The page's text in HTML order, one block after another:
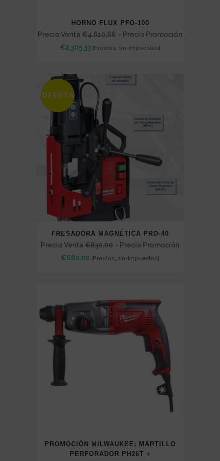
HORNO FLUX PFO-100
Precio Venta €4.610,66 - Precio Promoción
€2.305,33 {Precios_sin-impuestos}
SALE
OFERTA
FRESADORA MAGNÉTICA PRO-40
Precio Venta €830,00 - Precio Promoción
€680,00 {Precios_sin-impuestos}
PROMOCIÓN MILWAUKEE: MARTILLO
PERFORADOR PH26T +